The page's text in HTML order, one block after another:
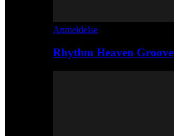
Anmeldelse
Rhythm Heaven Groove